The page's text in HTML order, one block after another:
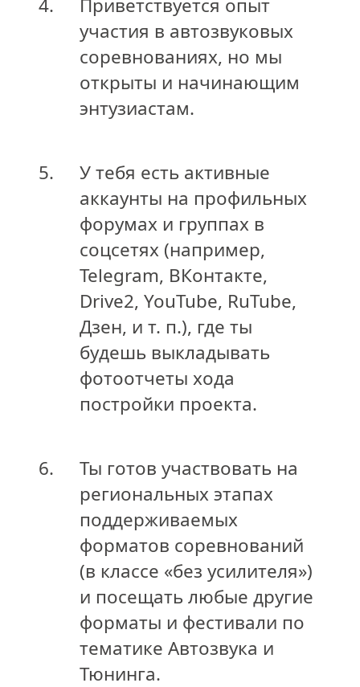
4.
Приветствуется опыт
участия в автозвуковых
соревнованиях, но мы
открыты и начинающим
энтузиастам.
5.
У тебя есть активные
аккаунты на профильных
форумах и группах в
соцсетях (например,
Telegram, ВКонтакте,
Drive2, YouTube, RuTube,
Дзен, и т. п.), где ты
будешь выкладывать
фотоотчеты хода
постройки проекта.
6.
Ты готов участвовать на
региональных этапах
поддерживаемых
форматов соревнований
(в классе «без усилителя»)
и посещать любые другие
форматы и фестивали по
тематике Автозвука и
Тюнинга.